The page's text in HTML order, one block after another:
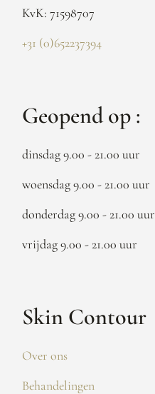
KvK: 71598707
+31 (0)652237394
Geopend op :
dinsdag 9.00 - 21.00 uur
woensdag 9.00 - 21.00 uur
donderdag 9.00 - 21.00 uur
vrijdag 9.00 - 21.00 uur
Skin Contour
Over ons
Behandelingen